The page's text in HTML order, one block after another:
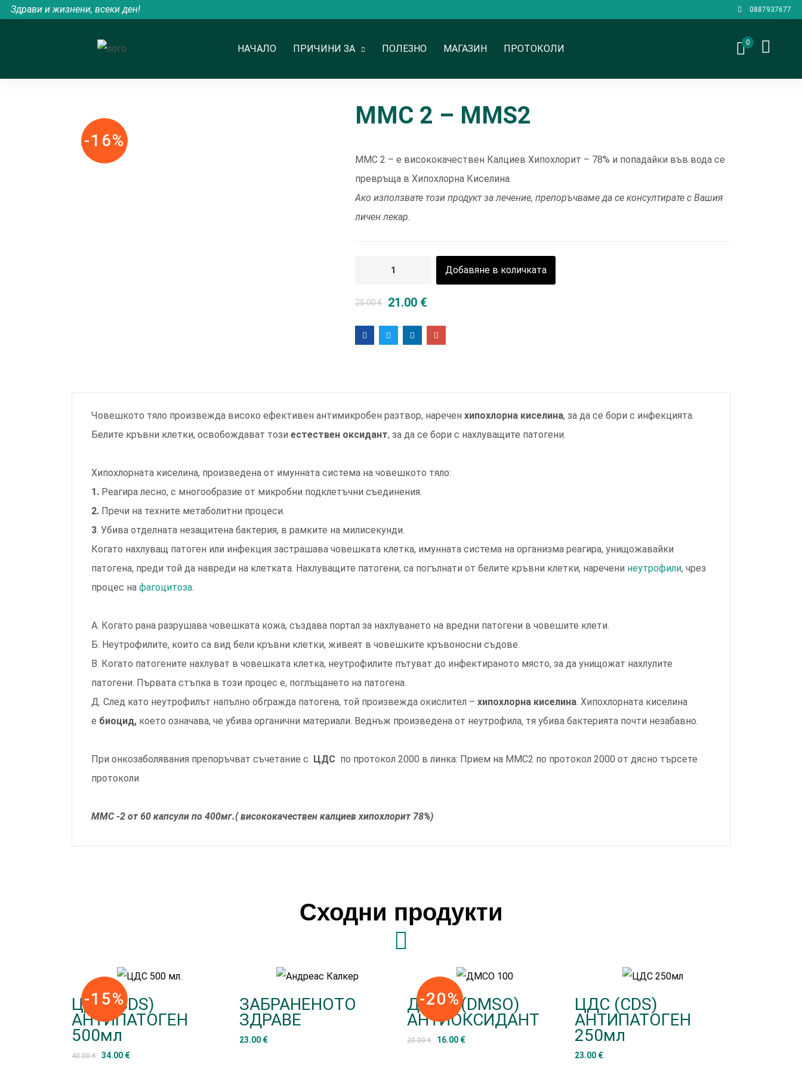
Здрави и жизнени, всеки ден! 0887937677
НАЧАЛО ПРИЧИНИ ЗА ПОЛЕЗНО МАГАЗИН ПРОТОКОЛИ
0
-16%
ММС 2 – MMS2
ММС 2 – е висококачествен Калциев Хипохлорит – 78% и попадайки във вода се
превръща в Хипохлорна Киселина.
Ако използвате този продукт за лечение, препоръчваме да се консултирате с Вашия
личен лекар.
Добавяне в количката
25.00€ 21.00 €
Човешкото тяло произвежда високо ефективен антимикробен разтвор, наречен хипохлорна киселина, за да се бори с инфекцията.
Белите кръвни клетки, освобождават този естествен оксидант, за да се бори с нахлуващите патогени.
Хипохлорната киселина, произведена от имунната система на човешкото тяло:
1. Реагира лесно, с многообразие от микробни подклетъчни съединения.
2. Пречи на техните метаболитни процеси.
3. Убива отделната незащитена бактерия, в рамките на милисекунди.
Когато нахлуващ патоген или инфекция застрашава човешката клетка, имунната система на организма реагира, унищожавайки
патогена, преди той да навреди на клетката. Нахлуващите патогени, са погълнати от белите кръвни клетки, наречени неутрофили, чрез
процес на фагоцитоза.
А. Когато рана разрушава човешката кожа, създава портал за нахлуването на вредни патогени в човешите клети.
Б. Неутрофилите, които са вид бели кръвни клетки, живеят в човешките кръвоносни съдове.
В. Когато патогените нахлуват в човешката клетка, неутрофилите пътуват до инфектираното място, за да унищожат нахлулите
патогени. Първата стъпка в този процес е, поглъщането на патогена.
Д. След като неутрофилът напълно обгражда патогена, той произвежда окислител – хипохлорна киселина. Хипохлорната киселина
е биоцид, което означава, че убива органични материали. Веднъж произведена от неутрофила, тя убива бактерията почти незабавно.
При онкозаболявания препоръчват съчетание с ЦДС по протокол 2000 в линка: Прием на ММС2 по протокол 2000 от дясно търсете
протоколи
ММС -2 от 60 капсули по 400мг.( висококачествен калциев хипохлорит 78%)
Сходни продукти
-15%
ЦДС (CDS)
АНТИПАТОГЕН
500мл
40.00€ 34.00 €
ЗАБРАНЕНОТО
ЗДРАВЕ
23.00 €
-20%
ДМСО (DMSO)
АНТИОКСИДАНТ
20.00€ 16.00 €
ЦДС (CDS)
АНТИПАТОГЕН
250мл
23.00 €